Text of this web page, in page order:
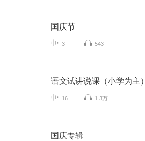
国庆节
3 543
语文试讲说课（小学为主）
16 1.3万
国庆专辑